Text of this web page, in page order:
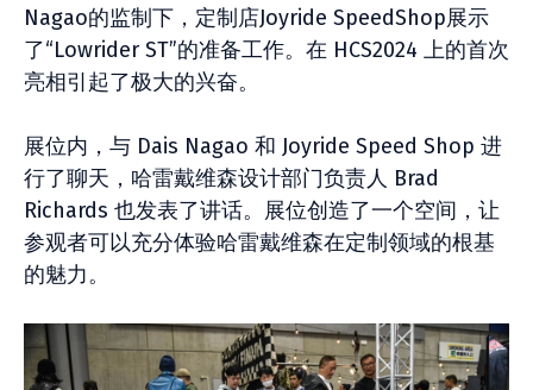
Nagao的监制下，定制店Joyride Speed​​​​​​Shop展示
了“Lowrider ST”的准备工作。在 HCS2024 上的首次
亮相引起了极大的兴奋。
展位内，与 Dais Nagao 和 Joyride Speed Shop 进
行了聊天，哈雷戴维森设计部门负责人 Brad
Richards 也发表了讲话。展位创造了一个空间，让
参观者可以充分体验哈雷戴维森在定制领域的根基
的魅力。